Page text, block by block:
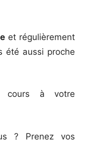
et régulièrement
été aussi proche
cours à votre
? Prenez vos